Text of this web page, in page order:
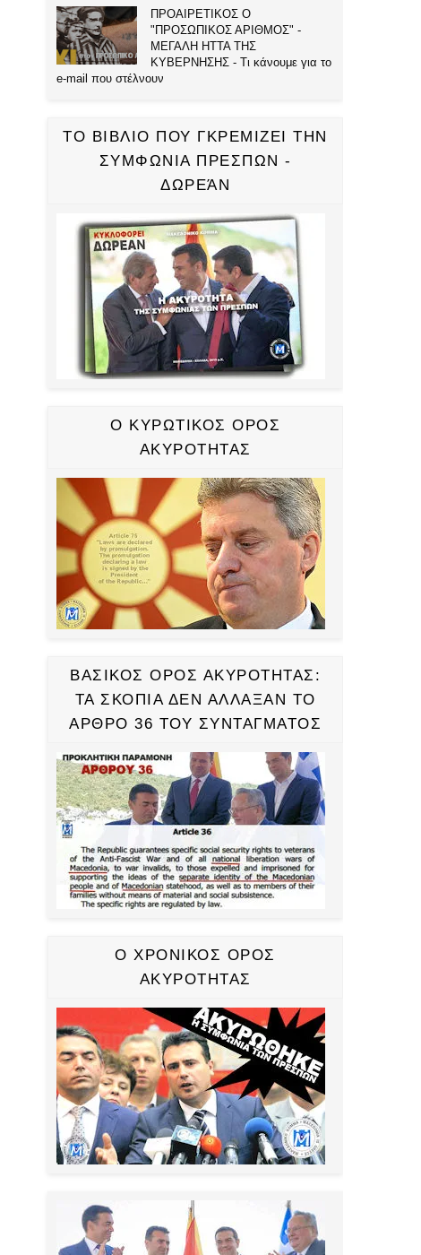
ΠΡΟΑΙΡΕΤΙΚΟΣ Ο
"ΠΡΟΣΩΠΙΚΟΣ ΑΡΙΘΜΟΣ" -
ΜΕΓΑΛΗ ΗΤΤΑ ΤΗΣ
ΚΥΒΕΡΝΗΣΗΣ - Τι κάνουμε για το
e-mail που στέλνουν
ΤΟ ΒΙΒΛΙΟ ΠΟΥ ΓΚΡΕΜΙΖΕΙ ΤΗΝ
ΣΥΜΦΩΝΙΑ ΠΡΕΣΠΩΝ -
ΔΩΡΕΆΝ
Ο ΚΥΡΩΤΙΚΟΣ ΟΡΟΣ
ΑΚΥΡΟΤΗΤΑΣ
ΒΑΣΙΚΟΣ ΟΡΟΣ ΑΚΥΡΟΤΗΤΑΣ:
ΤΑ ΣΚΟΠΙΑ ΔΕΝ ΑΛΛΑΞΑΝ ΤΟ
ΑΡΘΡΟ 36 ΤΟΥ ΣΥΝΤΑΓΜΑΤΟΣ
Ο ΧΡΟΝΙΚΟΣ ΟΡΟΣ
ΑΚΥΡΟΤΗΤΑΣ